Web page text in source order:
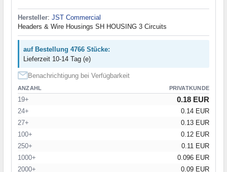
Hersteller: JST Commercial
Headers & Wire Housings SH HOUSING 3 Circuits
auf Bestellung 4766 Stücke:
Lieferzeit 10-14 Tag (e)
Benachrichtigung bei Verfügbarkeit
ANZAHL PRIVATKUNDE
19+ 0.18 EUR
24+
0.14 EUR
27+
0.13 EUR
100+
0.12 EUR
250+
0.11 EUR
1000+
0.096 EUR
2000+
0.09 EUR